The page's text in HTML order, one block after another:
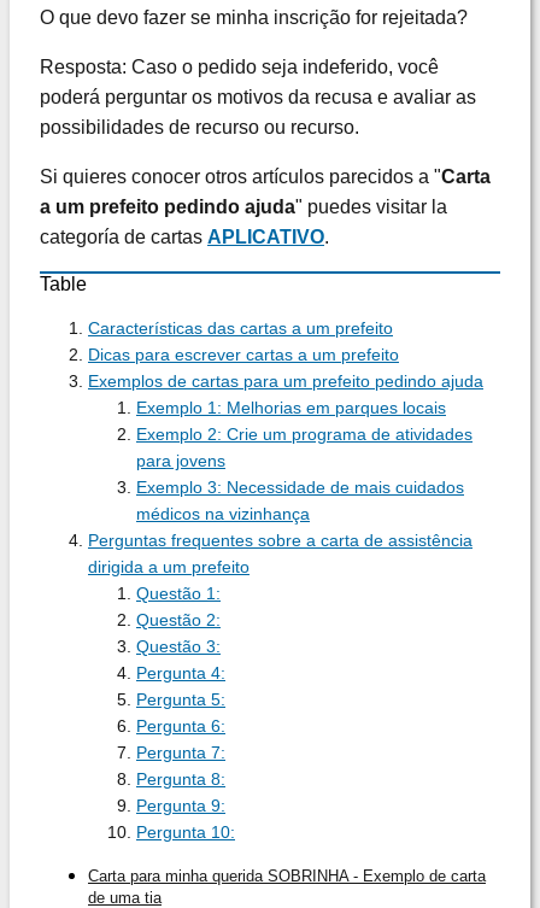
O que devo fazer se minha inscrição for rejeitada?
Resposta: Caso o pedido seja indeferido, você
poderá perguntar os motivos da recusa e avaliar as
possibilidades de recurso ou recurso.
Si quieres conocer otros artículos parecidos a "Carta
a um prefeito pedindo ajuda" puedes visitar la
categoría de cartas APLICATIVO.
Table
Características das cartas a um prefeito
Dicas para escrever cartas a um prefeito
Exemplos de cartas para um prefeito pedindo ajuda
Exemplo 1: Melhorias em parques locais
Exemplo 2: Crie um programa de atividades
para jovens
Exemplo 3: Necessidade de mais cuidados
médicos na vizinhança
Perguntas frequentes sobre a carta de assistência
dirigida a um prefeito
Questão 1:
Questão 2:
Questão 3:
Pergunta 4:
Pergunta 5:
Pergunta 6:
Pergunta 7:
Pergunta 8:
Pergunta 9:
Pergunta 10:
Carta para minha querida SOBRINHA - Exemplo de carta
de uma tia